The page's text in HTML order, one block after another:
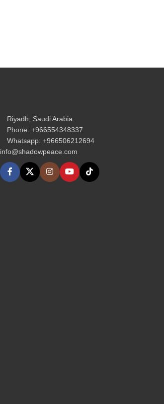
Riyadh, Saudi Arabia
Phone: +966554348337
Whatsapp: +966506212694‬
info@shadowpeace.com